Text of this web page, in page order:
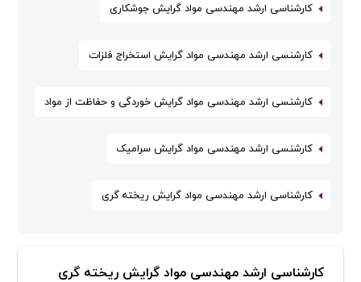
کارشناسی ارشد مهندسی مواد گرایش جوشکاری
کارشنسی ارشد مهندسی مواد گرایش استخراج فلزات
کارشنسی ارشد مهندسی مواد گرایش خوردگی و حفاظت از مواد
کارشنسی ارشد مهندسی مواد گرایش سرامیک
کارشناسی ارشد مهندسی مواد گرایش ریخته گری
کارشناسی ارشد مهندسی مواد گرایش ریخته گری